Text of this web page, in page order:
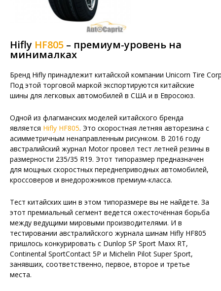
Hifly HF805 – премиум-уровень на
минималках
Бренд Hifly принадлежит китайской компании Unicorn Tire
Под этой торговой маркой экспортируются китайские
шины для легковых автомобилей в США и в Евросоюз.
Одной из флагманских моделей китайского бренда
является Hifly HF805. Это скоростная летняя авторезина с
асимметричным ненаправленным рисунком. В 2016 году
австралийский журнал Motor провел тест летней резины в
размерности 235/35 R19. Этот типоразмер предназначен
для мощных скоростных переднеприводных автомобилей,
кроссоверов и внедорожников премиум-класса.
Тест китайских шин в этом типоразмере вы не найдете. За
этот премиальный сегмент ведется ожесточённая борьба
между ведущими мировыми производителями. И в
тестировании австралийского журнала шинам Hifly HF805
пришлось конкурировать с Dunlop SP Sport Maxx RT,
Continental SportContact 5P и Michelin Pilot Super Sport,
занявших, соответственно, первое, второе и третье
места.